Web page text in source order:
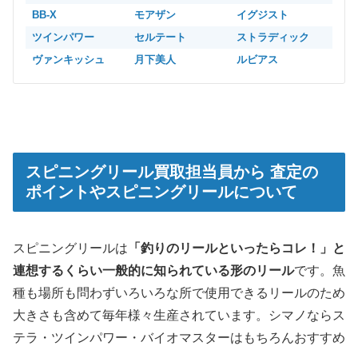
BB-X モアザン
イグジスト
ツインパワー
セルテート
ストラディック
ヴァンキッシュ
月下美人 ルビアス
スピニングリール買取担当員から 査定の
ポイントやスピニングリールについて
ス ピニングリールは 「釣りのリールといったらコレ！」と
連想するくらい一般的に知られている形のリールです。魚
種も場所も問わずいろいろな所で使用できるリールのため
大きさも含めて毎年様々生産されています。シマノならス
テラ・ツインパワー・バイオマスターはもちろんおすすめ